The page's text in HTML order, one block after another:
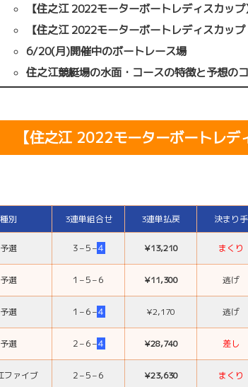
【住之江 2022モーターボートレディスカッ
【住之江 2022モーターボートレディスカッ
6/20(月)開催中のボートレース場
住之江競艇場の水面・コースの特徴と予想の
【住之江 2022モーターボートレデ
種別 3連単組合せ 3連単払戻 決まり手
予選 ３–５–４ ¥13,210 まくり
予選 １ –５–６ ¥11,300 逃げ
予選 １ –６–４ ¥2,170 逃げ
予選 ２–６–４ ¥28,740 差し
ファイブ ２–５–６ ¥23,630 まくり